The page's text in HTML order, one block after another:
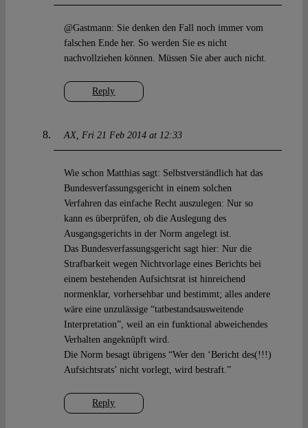
Reply
@Gastmann: Sie denken den Fall noch immer vom
falschen Ende her. So werden Sie es nicht
nachvollziehen können. Müssen Sie aber auch nicht.
AX Fri 21 Feb 2014 at 12:33
Reply
Wie schon Matthias sagt: Selbstverständlich hat das
Bundesverfassungsgericht in einem solchen
Verfahren das einfache Recht auszulegen: Nur so
kann es überprüfen, ob die Auslegung des
Ausgangsgerichts in der Norm angelegt ist.
Das Bundesverfassungsgericht sagt hier: Nur die
Strafbarkeit wegen Nichtvorlage eines Berichts bei
einem bestehenden Aufsichtsrat ist hinreichend
normenklar, vorhersehbar und bestimmt; alles andere
wäre eine unzulässige “tatbestandsausweitende
Interpretation”, weil an ein funktional abweichendes
Verhalten angeknüpft wird.
Die Norm besagt übrigens “Wer den ‘Bericht des(!!!)
Aufsichtsrats’ nicht vorlegt, wird bestraft.”